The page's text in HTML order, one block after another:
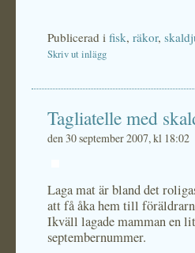
Publicerad i fisk, räkor,
Skriv ut inlägg
Tagliatelle med
den 30 september 2007, kl 18:02
Laga mat är bland det
att få åka hem till
Ikväll lagade mamman en
septembernummer.